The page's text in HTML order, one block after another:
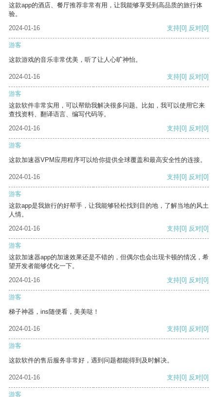
这款app的酒店、餐厅推荐非常有用，让我能够享受到高品质的旅行体
验。
2024-01-16
支持[0] 反对[0]
游客
这款游戏的音乐非常优美，听了让人心旷神怡。
2024-01-16 支持[0] 反对[0]
游客
这款软件非常实用，可以帮助我解决很多问题。比如，我可以使用它来
查找资料、翻译语言、编写代码等。
2024-01-16
支持[0] 反对[0]
游客
这款加速器VPM应用程序可以给你提供全球覆盖和最高安全性的连接。
2024-01-16 支持[0] 反对[0]
游客
这款app是我旅行的好帮手，让我能够轻松找到目的地，了解当地的风土
人情。
2024-01-16
支持[0] 反对[0]
游客
这款加速器app的加速效果还是不错的，但偶尔也会出现卡顿的情况，希
望开发者能够优化一下。
2024-01-16
支持[0] 反对[0]
游客
梯子神器，ins随便看，美美哒！
2024-01-16 支持[0] 反对[0]
游客
这款软件的售后服务非常好，遇到问题都能得到及时解决。
2024-01-16 支持[0] 反对[0]
游客